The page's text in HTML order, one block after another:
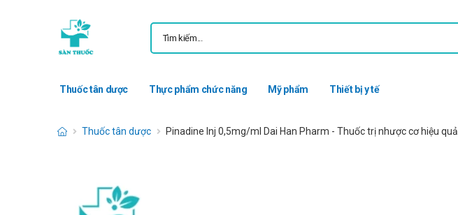
Thuốc tân dược Thực phẩm chức năng Mỹ phẩm Thiết bị y tế
Thuốc tân dược Pinadine Inj 0,5mg/ml Dai Han Pharm - Thuốc trị nhược cơ hiệu quả